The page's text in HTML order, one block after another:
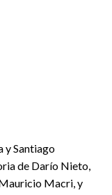
y Santiago
de Darío Nieto,
Macri, y